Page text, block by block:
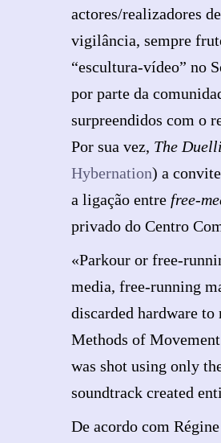
actores/realizadores
vigilância, sempre
“escultura-vídeo” no
por parte da
surpreendidos com o
Por sua vez, The
Hybernation) a
a ligação entre free-
privado do Centro
«Parkour or free-
media, free-running
discarded hardware
Methods of
was shot using only
soundtrack created
De acordo com